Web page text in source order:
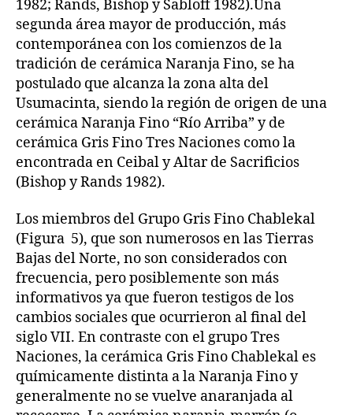
1982; Rands, Bishop y Sabloff 1982).Una
segunda área mayor de producción, más
contemporánea con los comienzos de la
tradición de cerámica Naranja Fino, se ha
postulado que alcanza la zona alta del
Usumacinta, siendo la región de origen de una
cerámica Naranja Fino “Río Arriba” y de
cerámica Gris Fino Tres Naciones como la
encontrada en Ceibal y Altar de Sacrificios
(Bishop y Rands 1982).
Los miembros del Grupo Gris Fino Chablekal
(Figura 5), que son numerosos en las Tierras
Bajas del Norte, no son considerados con
frecuencia, pero posiblemente son más
informativos ya que fueron testigos de los
cambios sociales que ocurrieron al final del
siglo VII. En contraste con el grupo Tres
Naciones, la cerámica Gris Fino Chablekal es
químicamente distinta a la Naranja Fino y
generalmente no se vuelve anaranjada al